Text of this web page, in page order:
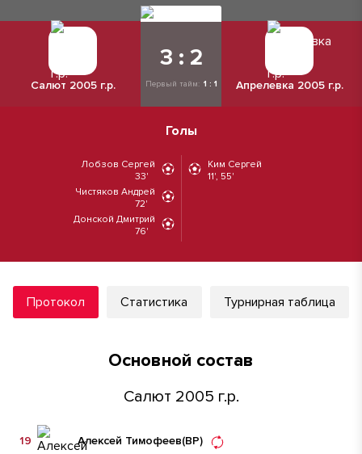
Салют 2005 г.р.
3 : 2
Первый тайм: 1 : 1 Апрелевка 2005 г.р.
Голы
Лобзов Сергей
33'
Чистяков Андрей
72'
Донской Дмитрий
76'
Ким Сергей
11', 55'
Протокол Статистика Турнирная таблица
Основной состав
Салют 2005 г.р.
Алексей Тимофеев(ВР)
19